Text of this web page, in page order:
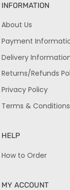
INFORMATION
About Us
Payment
Delivery
Returns/Refunds
Privacy Policy
Terms & Conditions
HELP
How to Order
MY ACCOUNT